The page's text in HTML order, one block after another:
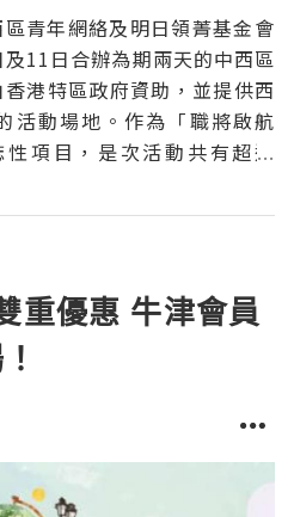
青年網絡及明日領菁基金會
及11日合辦為期兩天的中西區
港特區政府資助，並提供西
活動場地。作為「職將啟航
項目，是次活動共有超過
業界領袖及社區夥伴，共同
用，以及不斷演變的職場趨
重優惠 牛津會員